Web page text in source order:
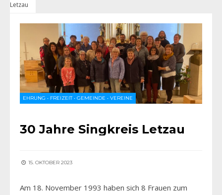
Letzau
EHRUNG • FREIZEIT• GEMEINDE • VEREINE
30 Jahre Singkreis Letzau
15. OKTOBER 2023
Am 18. November 1993 haben sich 8 Frauen zum